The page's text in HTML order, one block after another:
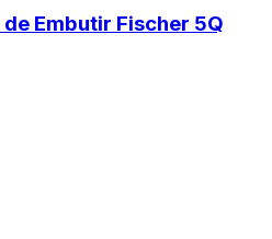
Embutir Fischer 5Q